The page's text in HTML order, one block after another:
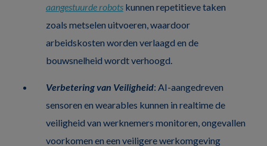
aangestuurde robotskunnen repetitieve taken
zoals metselen uitvoeren, waardoor
arbeidskosten worden verlaagd en de
bouwsnelheid wordt verhoogd.
Verbetering van Veiligheid: AI-aangedreven
sensoren en wearables kunnen in realtime de
veiligheid van werknemers monitoren, ongevallen
voorkomen en een veiligere werkomgeving